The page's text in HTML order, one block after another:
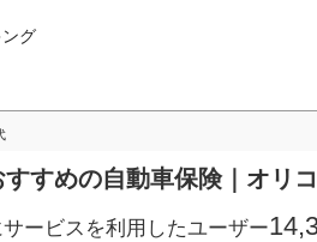
グ
すすめの自動車保険｜オリ
ービスを利用したユーザー